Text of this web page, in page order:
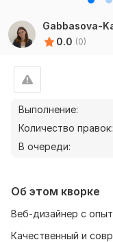
Gabbasova-
0.0 (0)
Выполнение:
Количество правок:
В очереди:
Об этом кворке
Веб-дизайнер с
Качественный и